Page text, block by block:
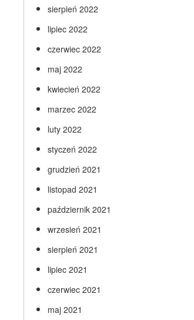
sierpień 2022
lipiec 2022
czerwiec 2022
maj 2022
kwiecień 2022
marzec 2022
luty 2022
styczeń 2022
grudzień 2021
listopad 2021
październik 2021
wrzesień 2021
sierpień 2021
lipiec 2021
czerwiec 2021
maj 2021